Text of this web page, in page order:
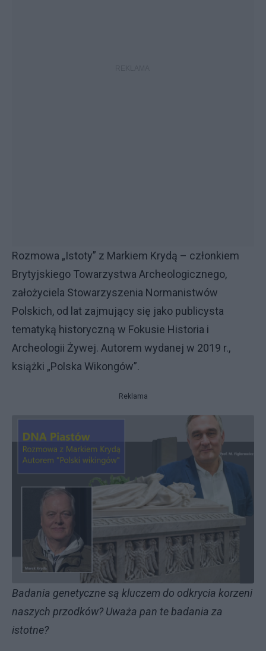
Rozmowa „Istoty” z Markiem Krydą – członkiem
Brytyjskiego Towarzystwa Archeologicznego,
założyciela Stowarzyszenia Normanistwów
Polskich, od lat zajmujący się jako publicysta
tematyką historyczną w Fokusie Historia i
Archeologii Żywej. Autorem wydanej w 2019 r.,
książki „Polska Wikongów”.
Reklama
Badania genetyczne są kluczem do odkrycia korzeni
naszych przodków? Uważa pan te badania za
istotne?